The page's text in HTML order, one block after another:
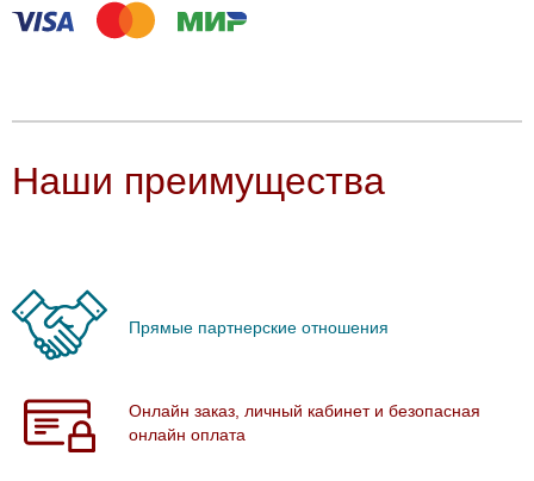
Наши преимущества
Прямые партнерские отношения
Онлайн заказ, личный кабинет и безопасная
онлайн оплата